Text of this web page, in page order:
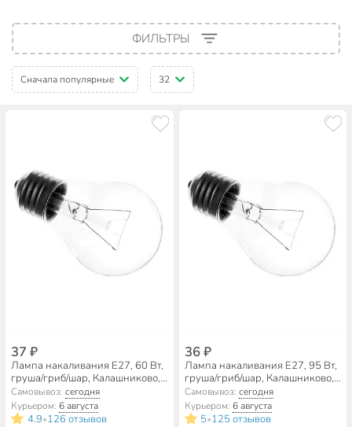
ФИЛЬТРЫ
Сначала популярные 32
37 ₽
Лампа накаливания E27, 60 Вт,
груша/гриб/шар, Калашниково,
Б 230-60 М50/А50
Самовывоз:сегодня
Курьером:6 августа
4.9•126 отзывов
36 ₽
Лампа накаливания E27, 95 Вт,
груша/гриб/шар, Калашниково,
Б 230-95 М50/А50
Самовывоз: сегодня
Курьером: 6 августа
5•125 отзывов